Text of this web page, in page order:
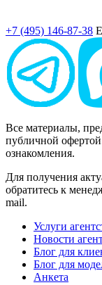
+7 (495) 146-87-38
Все материалы,
публичной
ознакомления.
Для получения
обратитесь к
mail.
Услуги
Новости
Блог для
Блог для
Анкета